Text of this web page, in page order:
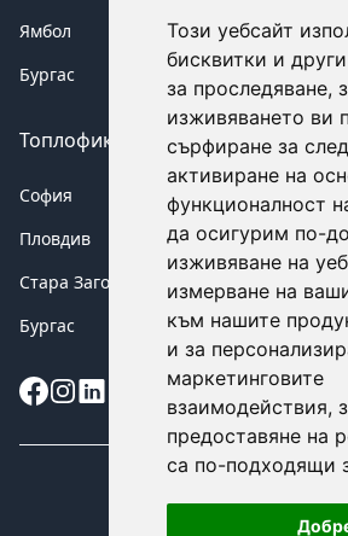
Този уебсайт
бисквитки и
за проследяване,
изживяването ви
сърфиране за
активиране на
функционалност
да осигурим по-
изживяване на
измерване на
към нашите
и за
маркетинговите
взаимодействия,
предоставяне на
са по-подходящи
Ямбол
Бургас
Топлофикация аварии
София
Пловдив
Стара Загора
Бургас
Instagram